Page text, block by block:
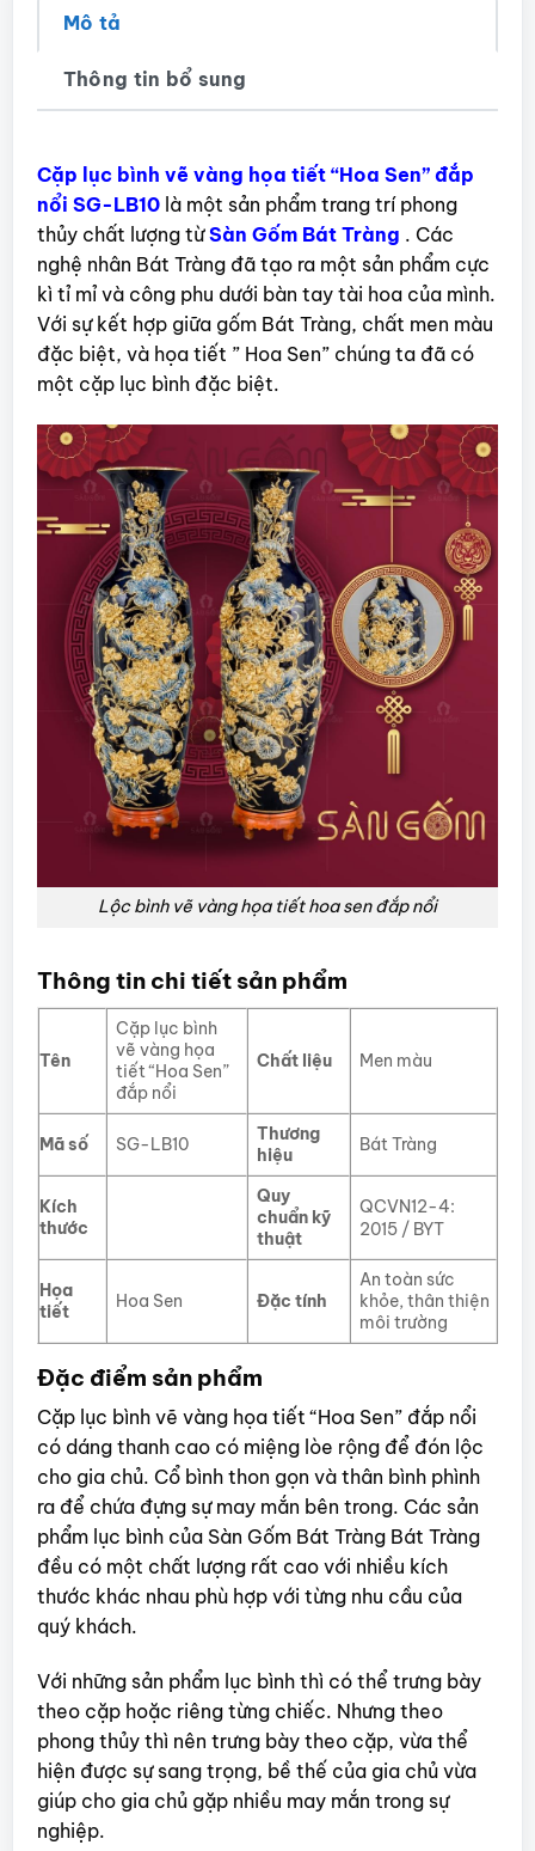
Mô tả
Thông tin bổ sung
Cặp lục bình vẽ vàng họa tiết “Hoa Sen” đắp
nổi SG-LB10là một sản phẩm trang trí phong
thủy chất lượng từSàn Gốm Bát Tràng . Các
nghệ nhân Bát Tràng đã tạo ra một sản phẩm cực
kì tỉ mỉ và công phu dưới bàn tay tài hoa của mình.
Với sự kết hợp giữa gốm Bát Tràng, chất men màu
đặc biệt, và họa tiết ” Hoa Sen” chúng ta đã có
một cặp lục bình đặc biệt.
Lộc bình vẽ vàng họa tiết hoa sen đắp nổi
Thông tin chi tiết sản phẩm
Tên
Cặp lục bình
vẽ vàng họa
tiết “Hoa Sen”
đắp nổi
Chất liệu Men màu
Mã số SG-LB10
Thương
hiệu
Bát Tràng
Kích
thước
Quy
chuẩn kỹ
thuật
QCVN12-4:
2015 / BYT
Họa
tiết
Hoa Sen Đặc tính
An toàn sức
khỏe, thân thiện
môi trường
Đặc điểm sản phẩm
Cặp lục bình vẽ vàng họa tiết “Hoa Sen” đắp nổi
có dáng thanh cao có miệng lòe rộng để đón lộc
cho gia chủ. Cổ bình thon gọn và thân bình phình
ra để chứa đựng sự may mắn bên trong. Các sản
phẩm lục bình của Sàn Gốm Bát Tràng Bát Tràng
đều có một chất lượng rất cao với nhiều kích
thước khác nhau phù hợp với từng nhu cầu của
quý khách.
Với những sản phẩm lục bình thì có thể trưng bày
theo cặp hoặc riêng từng chiếc. Nhưng theo
phong thủy thì nên trưng bày theo cặp, vừa thể
hiện được sự sang trọng, bề thế của gia chủ vừa
giúp cho gia chủ gặp nhiều may mắn trong sự
nghiệp.